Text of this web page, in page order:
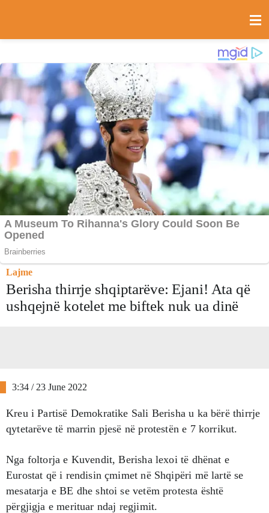
Lajme
Berisha thirrje shqiptarëve: Ejani! Ata që
ushqejnë kotelet me biftek nuk ua dinë
3:34 / 23 June 2022
Kreu i Partisë Demokratike Sali Berisha u ka bërë thirrje
qytetarëve të marrin pjesë në protestën e 7 korrikut.
Nga foltorja e Kuvendit, Berisha lexoi të dhënat e
Eurostat që i rendisin çmimet në Shqipëri më lartë se
mesatarja e BE dhe shtoi se vetëm protesta është
përgjigja e merituar ndaj regjimit.